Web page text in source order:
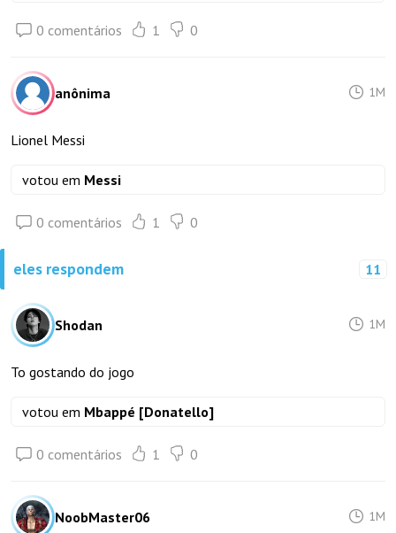
0 comentários 1 0
anônima 1M
Lionel Messi
votou em Messi
0 comentários 1 0
eles respondem 11
Shodan 1M
To gostando do jogo
votou em Mbappé [Donatello]
0 comentários 1 0
NoobMaster06 1M